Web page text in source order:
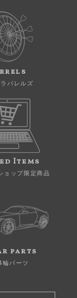
バレルズ
Items
ョップ限定商品
parts
輪パーツ